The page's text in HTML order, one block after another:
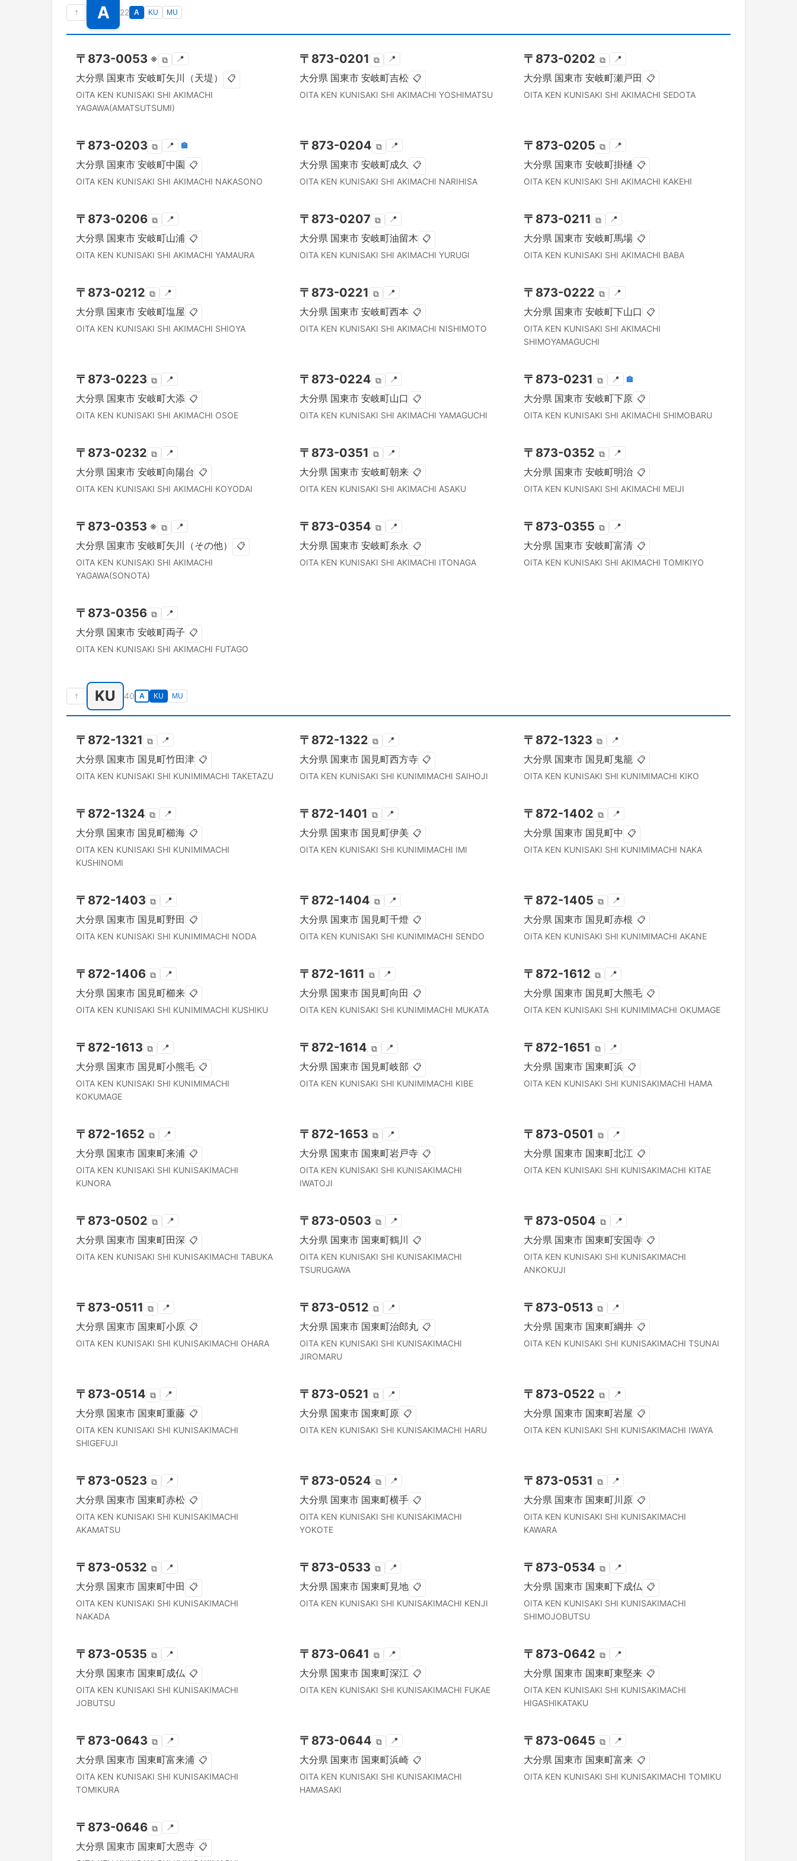
↑ A 22 A KU MU
〒 873-0053 ※ ⧉ 📍
大分県 国東市 安岐町矢川（天堤） 📋
OITA KEN KUNISAKI SHI AKIMACHI
YAGAWA(AMATSUTSUMI)
〒 873-0201 ⧉ 📍
大分県 国東市 安岐町吉松 📋
OITA KEN KUNISAKI SHI AKIMACHI YOSHIMATSU
〒 873-0202 ⧉ 📍
大分県 国東市 安岐町瀬戸田 📋
OITA KEN KUNISAKI SHI AKIMACHI SEDOTA
〒 873-0203 ⧉ 📍 🏣
大分県 国東市 安岐町中園 📋
OITA KEN KUNISAKI SHI AKIMACHI NAKASONO
〒 873-0204 ⧉ 📍
大分県 国東市 安岐町成久 📋
OITA KEN KUNISAKI SHI AKIMACHI NARIHISA
〒 873-0205 ⧉ 📍
大分県 国東市 安岐町掛樋 📋
OITA KEN KUNISAKI SHI AKIMACHI KAKEHI
〒 873-0206 ⧉ 📍
大分県 国東市 安岐町山浦 📋
OITA KEN KUNISAKI SHI AKIMACHI YAMAURA
〒 873-0207 ⧉ 📍
大分県 国東市 安岐町油留木 📋
OITA KEN KUNISAKI SHI AKIMACHI YURUGI
〒 873-0211 ⧉ 📍
大分県 国東市 安岐町馬場 📋
OITA KEN KUNISAKI SHI AKIMACHI BABA
〒 873-0212 ⧉ 📍
大分県 国東市 安岐町塩屋 📋
OITA KEN KUNISAKI SHI AKIMACHI SHIOYA
〒 873-0221 ⧉ 📍
大分県 国東市 安岐町西本 📋
OITA KEN KUNISAKI SHI AKIMACHI NISHIMOTO
〒 873-0222 ⧉ 📍
大分県 国東市 安岐町下山口 📋
OITA KEN KUNISAKI SHI AKIMACHI
SHIMOYAMAGUCHI
〒 873-0223 ⧉ 📍
大分県 国東市 安岐町大添 📋
OITA KEN KUNISAKI SHI AKIMACHI OSOE
〒 873-0224 ⧉ 📍
大分県 国東市 安岐町山口 📋
OITA KEN KUNISAKI SHI AKIMACHI YAMAGUCHI
〒 873-0231 ⧉ 📍 🏣
大分県 国東市 安岐町下原 📋
OITA KEN KUNISAKI SHI AKIMACHI SHIMOBARU
〒 873-0232 ⧉ 📍
大分県 国東市 安岐町向陽台 📋
OITA KEN KUNISAKI SHI AKIMACHI KOYODAI
〒 873-0351 ⧉ 📍
大分県 国東市 安岐町朝来 📋
OITA KEN KUNISAKI SHI AKIMACHI ASAKU
〒 873-0352 ⧉ 📍
大分県 国東市 安岐町明治 📋
OITA KEN KUNISAKI SHI AKIMACHI MEIJI
〒 873-0353 ※ ⧉ 📍
大分県 国東市 安岐町矢川（その他） 📋
OITA KEN KUNISAKI SHI AKIMACHI
YAGAWA(SONOTA)
〒 873-0354 ⧉ 📍
大分県 国東市 安岐町糸永 📋
OITA KEN KUNISAKI SHI AKIMACHI ITONAGA
〒 873-0355 ⧉ 📍
大分県 国東市 安岐町富清 📋
OITA KEN KUNISAKI SHI AKIMACHI TOMIKIYO
〒 873-0356 ⧉ 📍
大分県 国東市 安岐町両子 📋
OITA KEN KUNISAKI SHI AKIMACHI FUTAGO
↑ KU 40 A KU MU
〒 872-1321 ⧉ 📍
大分県 国東市 国見町竹田津 📋
OITA KEN KUNISAKI SHI KUNIMIMACHI TAKETAZU
〒 872-1322 ⧉ 📍
大分県 国東市 国見町西方寺 📋
OITA KEN KUNISAKI SHI KUNIMIMACHI SAIHOJI
〒 872-1323 ⧉ 📍
大分県 国東市 国見町鬼籠 📋
OITA KEN KUNISAKI SHI KUNIMIMACHI KIKO
〒 872-1324 ⧉ 📍
大分県 国東市 国見町櫛海 📋
OITA KEN KUNISAKI SHI KUNIMIMACHI
KUSHINOMI
〒 872-1401 ⧉ 📍
大分県 国東市 国見町伊美 📋
OITA KEN KUNISAKI SHI KUNIMIMACHI IMI
〒 872-1402 ⧉ 📍
大分県 国東市 国見町中 📋
OITA KEN KUNISAKI SHI KUNIMIMACHI NAKA
〒 872-1403 ⧉ 📍
大分県 国東市 国見町野田 📋
OITA KEN KUNISAKI SHI KUNIMIMACHI NODA
〒 872-1404 ⧉ 📍
大分県 国東市 国見町千燈 📋
OITA KEN KUNISAKI SHI KUNIMIMACHI SENDO
〒 872-1405 ⧉ 📍
大分県 国東市 国見町赤根 📋
OITA KEN KUNISAKI SHI KUNIMIMACHI AKANE
〒 872-1406 ⧉ 📍
大分県 国東市 国見町櫛来 📋
OITA KEN KUNISAKI SHI KUNIMIMACHI KUSHIKU
〒 872-1611 ⧉ 📍
大分県 国東市 国見町向田 📋
OITA KEN KUNISAKI SHI KUNIMIMACHI MUKATA
〒 872-1612 ⧉ 📍
大分県 国東市 国見町大熊毛 📋
OITA KEN KUNISAKI SHI KUNIMIMACHI OKUMAGE
〒 872-1613 ⧉ 📍
大分県 国東市 国見町小熊毛 📋
OITA KEN KUNISAKI SHI KUNIMIMACHI
KOKUMAGE
〒 872-1614 ⧉ 📍
大分県 国東市 国見町岐部 📋
OITA KEN KUNISAKI SHI KUNIMIMACHI KIBE
〒 872-1651 ⧉ 📍
大分県 国東市 国東町浜 📋
OITA KEN KUNISAKI SHI KUNISAKIMACHI HAMA
〒 872-1652 ⧉ 📍
大分県 国東市 国東町来浦 📋
OITA KEN KUNISAKI SHI KUNISAKIMACHI
KUNORA
〒 872-1653 ⧉ 📍
大分県 国東市 国東町岩戸寺 📋
OITA KEN KUNISAKI SHI KUNISAKIMACHI
IWATOJI
〒 873-0501 ⧉ 📍
大分県 国東市 国東町北江 📋
OITA KEN KUNISAKI SHI KUNISAKIMACHI KITAE
〒 873-0502 ⧉ 📍
大分県 国東市 国東町田深 📋
OITA KEN KUNISAKI SHI KUNISAKIMACHI TABUKA
〒 873-0503 ⧉ 📍
大分県 国東市 国東町鶴川 📋
OITA KEN KUNISAKI SHI KUNISAKIMACHI
TSURUGAWA
〒 873-0504 ⧉ 📍
大分県 国東市 国東町安国寺 📋
OITA KEN KUNISAKI SHI KUNISAKIMACHI
ANKOKUJI
〒 873-0511 ⧉ 📍
大分県 国東市 国東町小原 📋
OITA KEN KUNISAKI SHI KUNISAKIMACHI OHARA
〒 873-0512 ⧉ 📍
大分県 国東市 国東町治郎丸 📋
OITA KEN KUNISAKI SHI KUNISAKIMACHI
JIROMARU
〒 873-0513 ⧉ 📍
大分県 国東市 国東町綱井 📋
OITA KEN KUNISAKI SHI KUNISAKIMACHI TSUNAI
〒 873-0514 ⧉ 📍
大分県 国東市 国東町重藤 📋
OITA KEN KUNISAKI SHI KUNISAKIMACHI
SHIGEFUJI
〒 873-0521 ⧉ 📍
大分県 国東市 国東町原 📋
OITA KEN KUNISAKI SHI KUNISAKIMACHI HARU
〒 873-0522 ⧉ 📍
大分県 国東市 国東町岩屋 📋
OITA KEN KUNISAKI SHI KUNISAKIMACHI IWAYA
〒 873-0523 ⧉ 📍
大分県 国東市 国東町赤松 📋
OITA KEN KUNISAKI SHI KUNISAKIMACHI
AKAMATSU
〒 873-0524 ⧉ 📍
大分県 国東市 国東町横手 📋
OITA KEN KUNISAKI SHI KUNISAKIMACHI
YOKOTE
〒 873-0531 ⧉ 📍
大分県 国東市 国東町川原 📋
OITA KEN KUNISAKI SHI KUNISAKIMACHI
KAWARA
〒 873-0532 ⧉ 📍
大分県 国東市 国東町中田 📋
OITA KEN KUNISAKI SHI KUNISAKIMACHI
NAKADA
〒 873-0533 ⧉ 📍
大分県 国東市 国東町見地 📋
OITA KEN KUNISAKI SHI KUNISAKIMACHI KENJI
〒 873-0534 ⧉ 📍
大分県 国東市 国東町下成仏 📋
OITA KEN KUNISAKI SHI KUNISAKIMACHI
SHIMOJOBUTSU
〒 873-0535 ⧉ 📍
大分県 国東市 国東町成仏 📋
OITA KEN KUNISAKI SHI KUNISAKIMACHI
JOBUTSU
〒 873-0641 ⧉ 📍
大分県 国東市 国東町深江 📋
OITA KEN KUNISAKI SHI KUNISAKIMACHI FUKAE
〒 873-0642 ⧉ 📍
大分県 国東市 国東町東堅来 📋
OITA KEN KUNISAKI SHI KUNISAKIMACHI
HIGASHIKATAKU
〒 873-0643 ⧉ 📍
大分県 国東市 国東町富来浦 📋
OITA KEN KUNISAKI SHI KUNISAKIMACHI
TOMIKURA
〒 873-0644 ⧉ 📍
大分県 国東市 国東町浜崎 📋
OITA KEN KUNISAKI SHI KUNISAKIMACHI
HAMASAKI
〒 873-0645 ⧉ 📍
大分県 国東市 国東町富来 📋
OITA KEN KUNISAKI SHI KUNISAKIMACHI TOMIKU
〒 873-0646 ⧉ 📍
大分県 国東市 国東町大恩寺 📋